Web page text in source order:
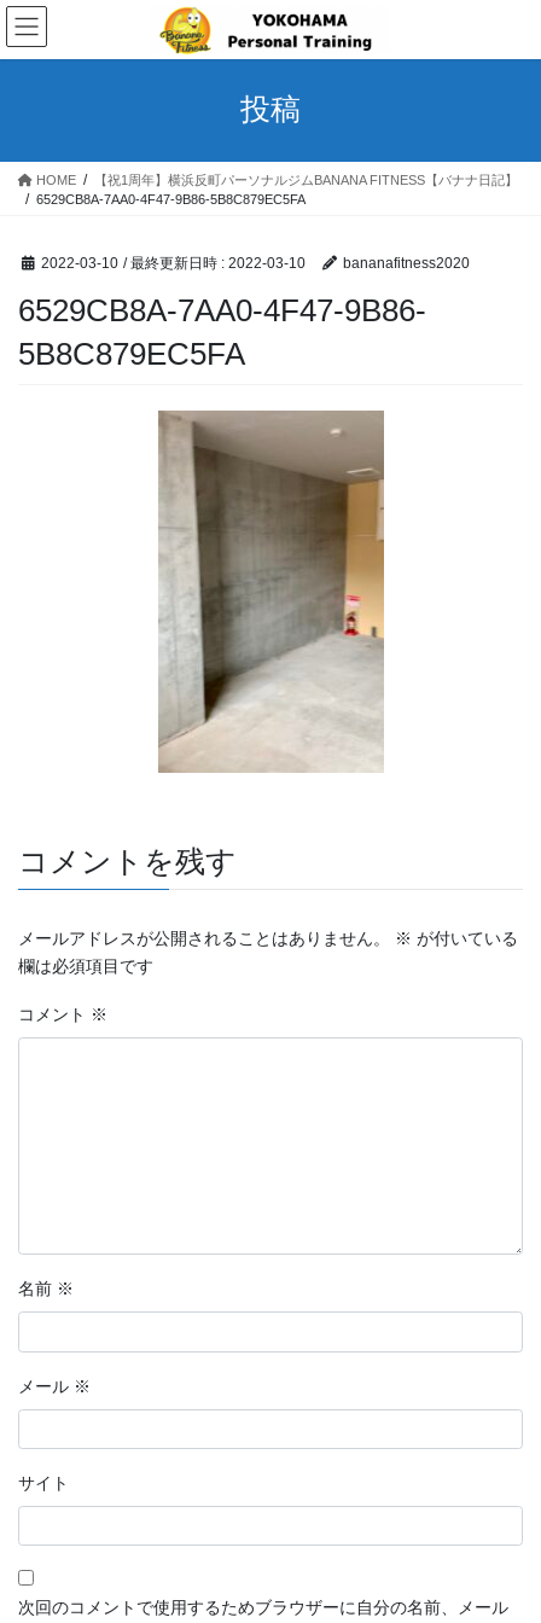
コ
ン
テ
ス
ナ
ビ
ゲ
ン
投稿
HOME
【祝1周年】横浜反町パーソナルジムBANANA FITNESS【バナナ日記】
6529CB8A-7AA0-4F47-9B86-5B8C879EC5FA
2022-03-10 / 最終更新日時 : 2022-03-10 bananafitness2020
6529CB8A-7AA0-4F47-9B86-
5B8C879EC5FA
コメントを残す
メールアドレスが公開されることはありません。 ※ が付いている
欄は必須項目です
コメント ※
名前 ※
メール ※
サイト
次回のコメントで使用するためブラウザーに自分の名前、メール